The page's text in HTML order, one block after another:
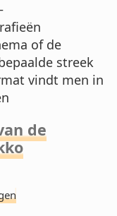
of de
streek
vindt men in
de